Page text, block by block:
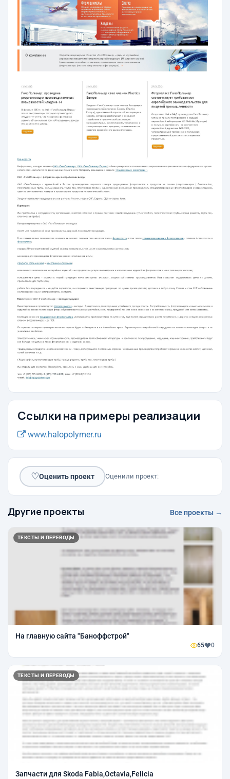
Ссылки на примеры реализации
www.halopolymer.ru
♡Оценить проект Оценили проект:
Другие проекты Все проекты →
ТЕКСТЫ И ПЕРЕВОДЫ
На главную сайта "Баноффстрой"
65 0
ТЕКСТЫ И ПЕРЕВОДЫ
Запчасти для Skoda Fabia,Octavia,Felicia